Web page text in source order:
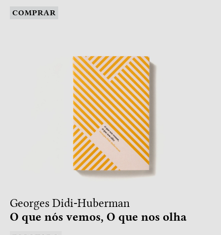
COMPRAR
Georges Didi-Huberman
O que nós vemos, O que nos olha